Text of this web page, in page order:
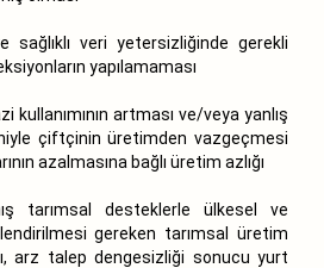
sağlıklı veri yetersizliğinde gerekli
yapılamaması
kullanımının artması ve/veya yanlış
çiftçinin üretimden vazgeçmesi
azalmasına bağlı üretim azlığı
tarımsal desteklerle ülkesel ve
gereken tarımsal üretim
arz talep dengesizliği sonucu yurt